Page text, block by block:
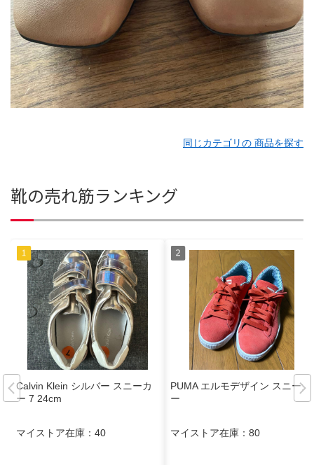
同じカテゴリの 商品を探す
靴の売れ筋ランキング
Calvin Klein シルバー スニーカ
ー 7 24cm
マイストア在庫： 40
PUMA エルモデザイン スニーカ
ー
マイストア在庫： 80